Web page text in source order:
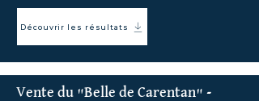
Découvrir les résultats
Vente du "Belle de Carentan" -